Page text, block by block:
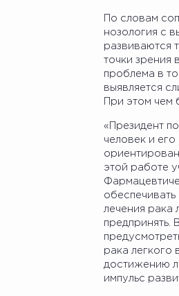
По словам
нозология с
развиваются
точки зрения
проблема в
выявляется
При этом чем
«Президент
человек и
этой работе
лечения рака
предпринять.
рака легкого
достижению
импульс